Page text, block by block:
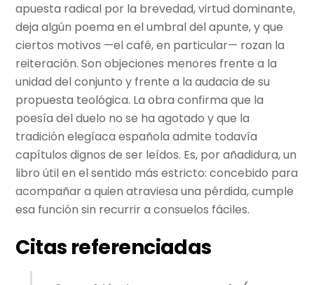
apuesta radical por la brevedad, virtud dominante,
deja algún poema en el umbral del apunte, y que
ciertos motivos —el café, en particular— rozan la
reiteración. Son objeciones menores frente a la
unidad del conjunto y frente a la audacia de su
propuesta teológica. La obra confirma que la
poesía del duelo no se ha agotado y que la
tradición elegíaca española admite todavía
capítulos dignos de ser leídos. Es, por añadidura, un
libro útil en el sentido más estricto: concebido para
acompañar a quien atraviesa una pérdida, cumple
esa función sin recurrir a consuelos fáciles.
Citas referenciadas